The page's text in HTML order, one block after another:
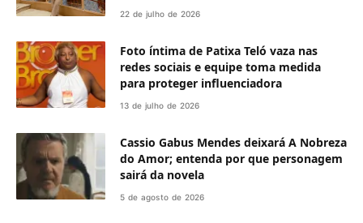
22 de julho de 2026
Foto íntima de Patixa Teló vaza nas
redes sociais e equipe toma medida
para proteger influenciadora
13 de julho de 2026
Cassio Gabus Mendes deixará A Nobreza
do Amor; entenda por que personagem
sairá da novela
5 de agosto de 2026